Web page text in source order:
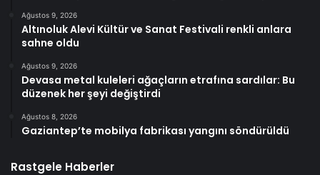
Ağustos 9, 2026
Altınoluk Alevi Kültür ve Sanat Festivali renkli anlara
sahne oldu
Ağustos 9, 2026
Devasa metal kuleleri ağaçların etrafına sardılar: Bu
düzenek her şeyi değiştirdi
Ağustos 8, 2026
Gaziantep’te mobilya fabrikası yangını söndürüldü
Rastgele Haberler